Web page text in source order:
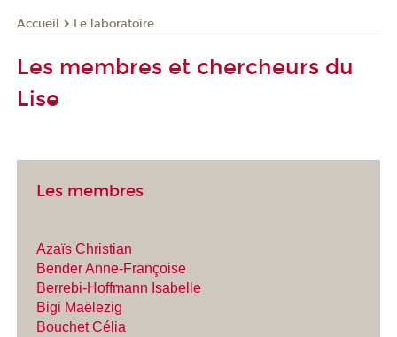
Accueil Le laboratoire
Les membres et chercheurs du
Lise
Les membres
Azaïs Christian
Bender Anne-Françoise
Berrebi-Hoffmann Isabelle
Bigi Maëlezig
Bouchet Célia